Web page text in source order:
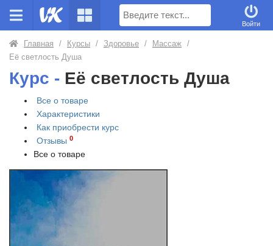
Поиск
Войти
Главная / Курсы / Здоровье / Массаж /
Её светлость Душа
Курс - Её светлость Душа
Все о товаре
Характеристики
Как приобрести курс
Отзывы 0
Все о товаре